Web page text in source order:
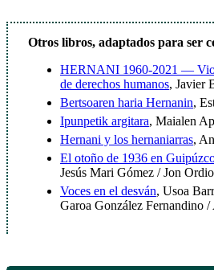
Otros libros, adaptados para ser
HERNANI 1960-2021 —
de derechos humanos, Javier
Bertsoaren haria Hernanin,
Ipunpetik argitara, Maialen
Hernani y los hernaniarras,
El otoño de 1936 en
Jesús Mari Gómez / Jon
Voces en el desván, Usoa
Garoa González Fernandino